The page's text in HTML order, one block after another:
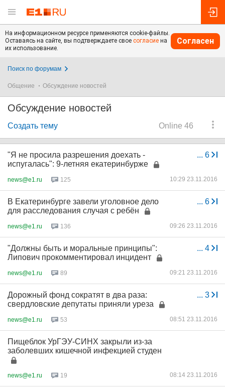
На информационном ресурсе применяются cookie-файлы.
Оставаясь на сайте, вы подтверждаете свое согласие на
их использование.
Согласен
Поиск по форумам
Общение Обсуждение новостей
Обсуждение новостей
Online 46
Создать тему
... 6
"Я не просила разрешения доехать -
испугалась": 9-летняя екатеринбурже
news@e1.ru 125 10:29 23.11.2016
... 6
В Екатеринбурге завели уголовное дело
для расследования случая с ребён
news@e1.ru 136 09:26 23.11.2016
... 4
"Должны быть и моральные принципы":
Липович прокомментировал инцидент
news@e1.ru 89 09:21 23.11.2016
... 3
Дорожный фонд сократят в два раза:
свердловские депутаты приняли уреза
news@e1.ru 53 08:51 23.11.2016
Пищеблок УрГЭУ-СИНХ закрыли из-за
заболевших кишечной инфекцией студен
news@e1.ru 19 08:14 23.11.2016